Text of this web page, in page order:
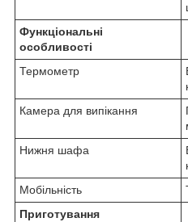
Функціональні
особливості
Термометр
Камера для випікання
Нижня шафа
Мобільність
Приготування